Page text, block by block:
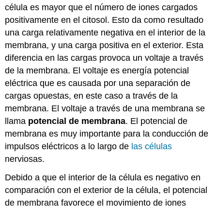
célula es mayor que el número de iones cargados
positivamente en el citosol. Esto da como resultado
una carga relativamente negativa en el interior de la
membrana, y una carga positiva en el exterior. Esta
diferencia en las cargas provoca un voltaje a través
de la membrana. El voltaje es energía potencial
eléctrica que es causada por una separación de
cargas opuestas, en este caso a través de la
membrana. El voltaje a través de una membrana se
llama potencial de membrana. El potencial de
membrana es muy importante para la conducción de
impulsos eléctricos a lo largo de las células
nerviosas.
Debido a que el interior de la célula es negativo en
comparación con el exterior de la célula, el potencial
de membrana favorece el movimiento de iones